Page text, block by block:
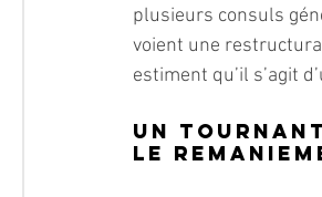
plusieurs consuls
voient une
estiment qu’il s’agit
Un
le